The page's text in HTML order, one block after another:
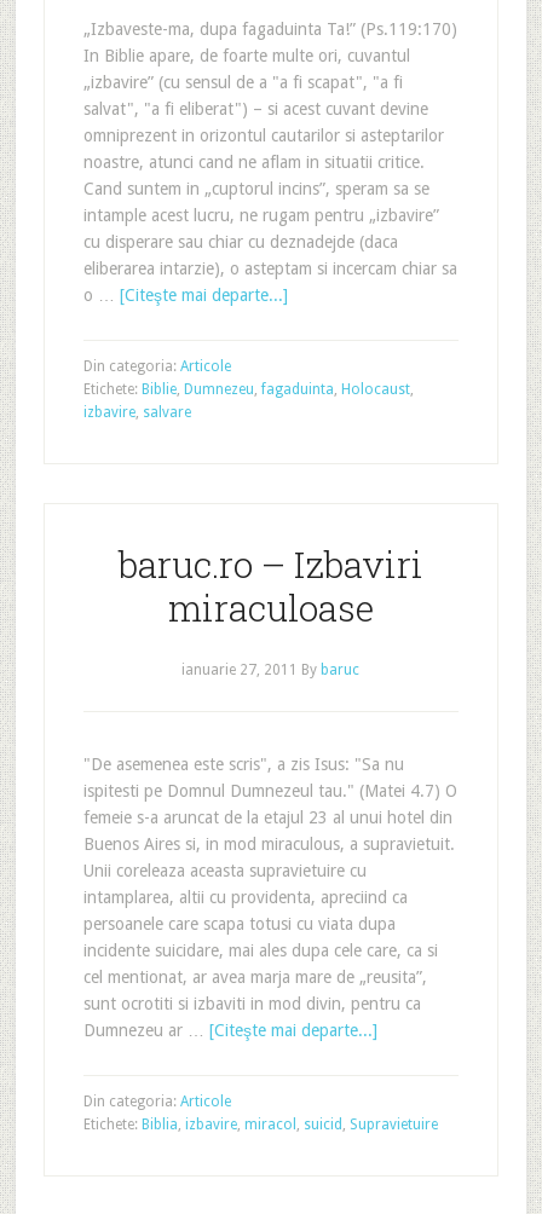
„Izbaveste-ma, dupa fagaduinta Ta!” (Ps.119:170)
In Biblie apare, de foarte multe ori, cuvantul
„izbavire” (cu sensul de a "a fi scapat", "a fi
salvat", "a fi eliberat") – si acest cuvant devine
omniprezent in orizontul cautarilor si asteptarilor
noastre, atunci cand ne aflam in situatii critice.
Cand suntem in „cuptorul incins”, speram sa se
intample acest lucru, ne rugam pentru „izbavire”
cu disperare sau chiar cu deznadejde (daca
eliberarea intarzie), o asteptam si incercam chiar sa
o … [Citeşte mai departe...]
Din categoria: Articole
Etichete: Biblie, Dumnezeu,fagaduinta, Holocaust,
izbavire, salvare
baruc.ro – Izbaviri
miraculoase
ianuarie 27, 2011 By baruc
"De asemenea este scris", a zis Isus: "Sa nu
ispitesti pe Domnul Dumnezeul tau." (Matei 4.7) O
femeie s-a aruncat de la etajul 23 al unui hotel din
Buenos Aires si, in mod miraculous, a supravietuit.
Unii coreleaza aceasta supravietuire cu
intamplarea, altii cu providenta, apreciind ca
persoanele care scapa totusi cu viata dupa
incidente suicidare, mai ales dupa cele care, ca si
cel mentionat, ar avea marja mare de „reusita”,
sunt ocrotiti si izbaviti in mod divin, pentru ca
Dumnezeu ar … [Citeşte mai departe...]
Din categoria: Articole
Etichete: Biblia, izbavire, miracol , suicid , Supravietuire